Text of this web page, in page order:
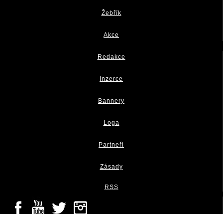
Žebřík
Akce
Redakce
Inzerce
Bannery
Loga
Partneři
Zásady
RSS